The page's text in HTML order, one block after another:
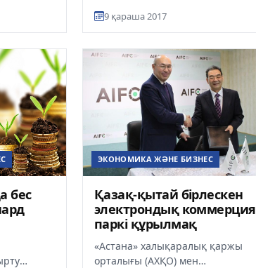
өндірілгенімен құтықтады, деп...
9 қараша 2017
бес
ЭКОНОМИКА ЖӘНЕ БИЗНЕС
Қазақ-қытай бірлескен
электрондық коммерция
паркі құрылмақ
«Астана» халықаралық қаржы
орталығы (АХҚО) мен